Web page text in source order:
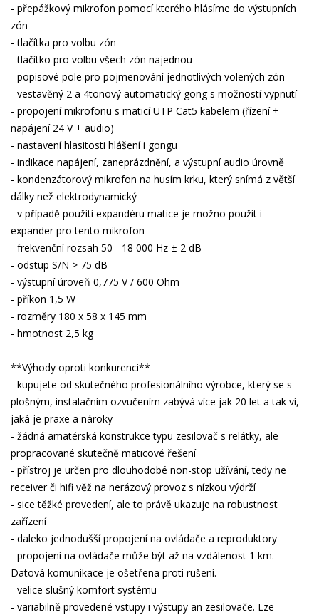
- přepážkový mikrofon pomocí kterého hlásíme do výstupních
zón
- tlačítka pro volbu zón
- tlačítko pro volbu všech zón najednou
- popisové pole pro pojmenování jednotlivých volených zón
- vestavěný 2 a 4tonový automatický gong s možností vypnutí
- propojení mikrofonu s maticí UTP Cat5 kabelem (řízení +
napájení 24 V + audio)
- nastavení hlasitosti hlášení i gongu
- indikace napájení, zaneprázdnění, a výstupní audio úrovně
- kondenzátorový mikrofon na husím krku, který snímá z větší
dálky než elektrodynamický
- v případě použití expandéru matice je možno použít i
expander pro tento mikrofon
- frekvenční rozsah 50 - 18 000 Hz ± 2 dB
- odstup S/N > 75 dB
- výstupní úroveň 0,775 V / 600 Ohm
- příkon 1,5 W
- rozměry 180 x 58 x 145 mm
- hmotnost 2,5 kg
**Výhody oproti konkurenci**
- kupujete od skutečného profesionálního výrobce, který se s
plošným, instalačním ozvučením zabývá více jak 20 let a tak ví,
jaká je praxe a nároky
- žádná amatérská konstrukce typu zesilovač s relátky, ale
propracované skutečně maticové řešení
- přístroj je určen pro dlouhodobé non-stop užívání, tedy ne
receiver či hifi věž na nerázový provoz s nízkou výdrží
- sice těžké provedení, ale to právě ukazuje na robustnost
zařízení
- daleko jednodušší propojení na ovládače a reproduktory
- propojení na ovládače může být až na vzdálenost 1 km.
Datová komunikace je ošetřena proti rušení.
- velice slušný komfort systému
- variabilně provedené vstupy i výstupy an zesilovače. Lze